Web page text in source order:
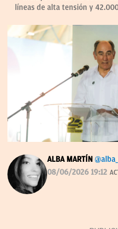
líneas de alta tensión y
ALBA MARTÍN
08/06/2026 19:12